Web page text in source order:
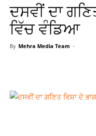
ਦਸਵੀਂ ਦਾ
ਵਿੱਚ ਵੰਡਿਆ
By Mehra Media Team -